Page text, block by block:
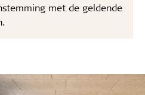
met de geldende